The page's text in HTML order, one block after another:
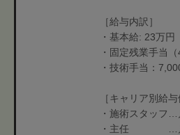
［給与内訳］
・基本給: 23万円
・固定残業手当
・技術手当：
［キャリア別給与
・施術スタッフ
・主任 …月